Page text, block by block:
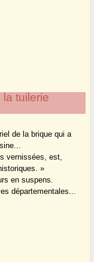
tuilerie
de la brique qui a
vernissées, est,
»
en suspens.
départementales...